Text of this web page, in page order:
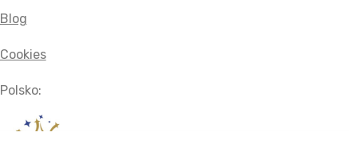
Blog
Cookies
Polsko: